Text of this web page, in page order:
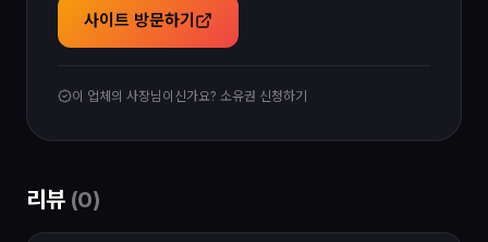
사이트 방문하기
이 업체의 사장님이신가요? 소유권 신청하기
리뷰 (0)